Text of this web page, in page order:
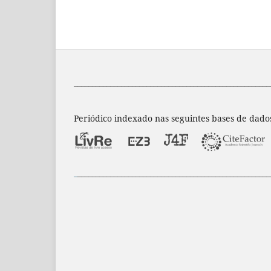
Periódico indexado nas seguintes bases de